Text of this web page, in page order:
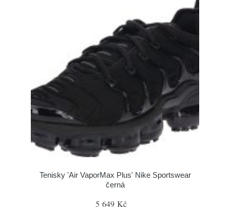
Tenisky 'Air VaporMax Plus' Nike Sportswear
černá
5 649 Kč